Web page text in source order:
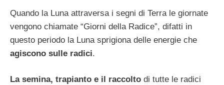
Quando la Luna attraversa i segni di Terra le giornate
vengono chiamate “Giorni della Radice”, difatti in
questo periodo la Luna sprigiona delle energie che
agiscono sulle radici.
La semina, trapianto e il raccolto di tutte le radici